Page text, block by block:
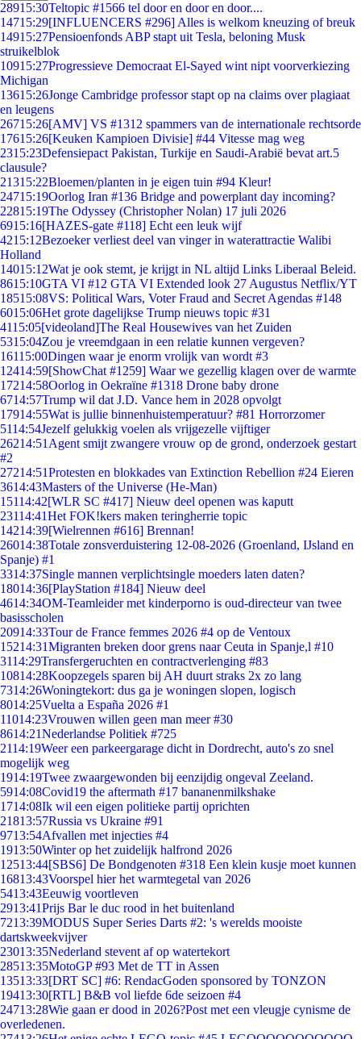
28915:30Teltopic #1566 tel door en door en door....
14715:29[INFLUENCERS #296] Alles is welkom kneuzing of breuk
14915:27Pensioenfonds ABP stapt uit Tesla, beloning Musk
struikelblok
10915:27Progressieve Democraat El-Sayed wint nipt voorverkiezing
Michigan
13615:26Jonge Cambridge professor stapt op na claims over plagiaat
en leugens
26715:26[AMV] VS #1312 spammers van de internationale rechtsorde
17615:26[Keuken Kampioen Divisie] #44 Vitesse mag weg
2315:23Defensiepact Pakistan, Turkije en Saudi-Arabië bevat art.5
clausule?
21315:22Bloemen/planten in je eigen tuin #94 Kleur!
24715:19Oorlog Iran #136 Bridge and powerplant day incoming?
22815:19The Odyssey (Christopher Nolan) 17 juli 2026
6915:16[HAZES-gate #118] Echt een leuk wijf
4215:12Bezoeker verliest deel van vinger in waterattractie Walibi
Holland
14015:12Wat je ook stemt, je krijgt in NL altijd Links Liberaal Beleid.
8615:10GTA VI #12 GTA VI Extended look 27 Augustus Netflix/YT
18515:08VS: Political Wars, Voter Fraud and Secret Agendas #148
6015:06Het grote dagelijkse Trump nieuws topic #31
4115:05[videoland]The Real Housewives van het Zuiden
5315:04Zou je vreemdgaan in een relatie kunnen vergeven?
16115:00Dingen waar je enorm vrolijk van wordt #3
12414:59[ShowChat #1259] Waar we gezellig klagen over de warmte
17214:58Oorlog in Oekraïne #1318 Drone baby drone
6714:57Trump wil dat J.D. Vance hem in 2028 opvolgt
17914:55Wat is jullie binnenhuistemperatuur? #81 Horrorzomer
5114:54Jezelf gelukkig voelen als vrijgezelle vijftiger
26214:51 Agent smijt zwangere vrouw op de grond, onderzoek gestart
#2
27214:51Protesten en blokkades van Extinction Rebellion #24 Eieren
3614:43Masters of the Universe (He-Man)
15114:42[WLR SC #417] Nieuw deel openen was kaputt
23114:41Het FOK!kers maken teringherrie topic
14214:39[Wielrennen #616] Brennan!
26014:38Totale zonsverduistering 12-08-2026 (Groenland, IJsland en
Spanje) #1
3314:37Single mannen verplichtsingle moeders laten daten?
18014:36[PlayStation #184] Nieuw deel
4614:34OM-Teamleider met kinderporno is oud-directeur van twee
basisscholen
20914:33Tour de France femmes 2026 #4 op de Ventoux
15214:31Migranten breken door grens naar Ceuta in Spanje,l #10
3114:29Transfergeruchten en contractverlenging #83
10814:28Koopzegels sparen bij AH duurt straks 2x zo lang
7314:26Woningtekort: dus ga je woningen slopen, logisch
8014:25Vuelta a España 2026 #1
11014:23Vrouwen willen geen man meer #30
8614:21Nederlandse Politiek #725
2114:19Weer een parkeergarage dicht in Dordrecht, auto's zo snel
mogelijk weg
1914:19Twee zwaargewonden bij eenzijdig ongeval Zeeland.
5914:08Covid19 the aftermath #17 bananenmilkshake
1714:08Ik wil een eigen politieke partij oprichten
21813:57Russia vs Ukraine #91
9713:54Afvallen met injecties #4
1913:50Winter op het zuidelijk halfrond 2026
12513:44[SBS6] De Bondgenoten #318 Een klein kusje moet kunnen
16813:43Voorspel hier het warmtegetal van 2026
5413:43Eeuwig voortleven
2913:41Prijs Bar le duc rood in het buitenland
7213:39MODUS Super Series Darts #2: 's werelds mooiste
dartskweekvijver
23013:35Nederland stevent af op watertekort
28513:35MotoGP #93 Met de TT in Assen
13513:33[DRT SC] #6: RendacGoden sponsored by TONZON
19413:30[RTL] B&B vol liefde 6de seizoen #4
24713:28Wie gaan er dood in 2026?Post met een vleugje cynisme de
overledenen.